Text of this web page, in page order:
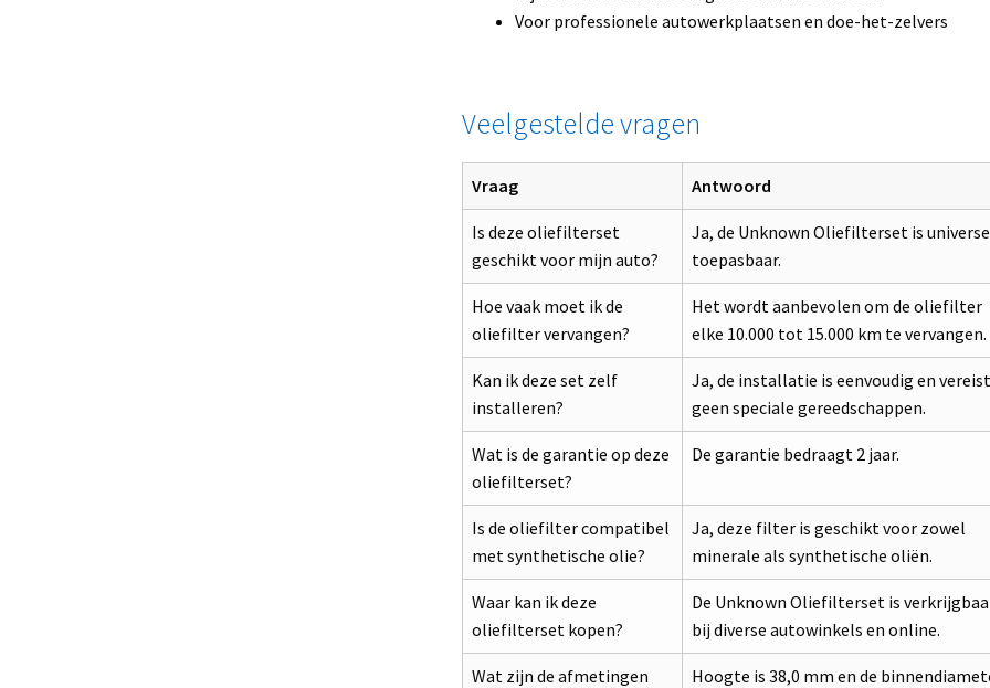
Voor professionele autowerkplaatsen en doe-het-zelvers
Veelgestelde vragen
Vraag Antwoord
Is deze oliefilterset
geschikt voor mijn auto?
Ja, de Unknown Oliefilterset is
toepasbaar.
Hoe vaak moet ik de
oliefilter vervangen?
Het wordt aanbevolen om de oliefilter
elke 10.000 tot 15.000 km te vervangen.
Kan ik deze set zelf
installeren?
Ja, de installatie is eenvoudig en vereist
geen speciale gereedschappen.
Wat is de garantie op deze
oliefilterset?
De garantie bedraagt 2 jaar.
Is de oliefilter compatibel
met synthetische olie?
Ja, deze filter is geschikt voor zowel
minerale als synthetische oliën.
Waar kan ik deze
oliefilterset kopen?
De Unknown Oliefilterset is
bij diverse autowinkels en online.
Wat zijn de afmetingen
Hoogte is 38,0 mm en de